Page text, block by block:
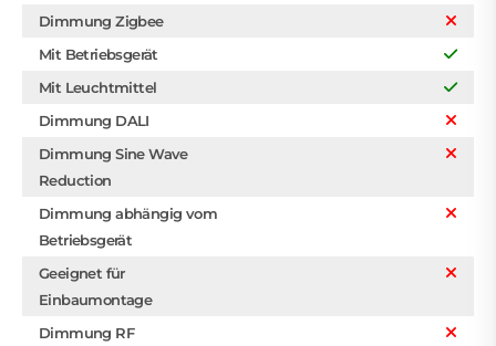
Dimmung Zigbee
Mit Betriebsgerät
Mit Leuchtmittel
Dimmung DALI
Dimmung Sine Wave
Reduction
Dimmung abhängig vom
Betriebsgerät
Geeignet für
Einbaumontage
Dimmung RF